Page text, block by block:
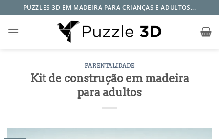
to
content
PUZZLES 3D EM MADEIRA PARA CRIANÇAS E ADULTOS...
PARENTALIDADE
Kit de construção em madeira
para adultos